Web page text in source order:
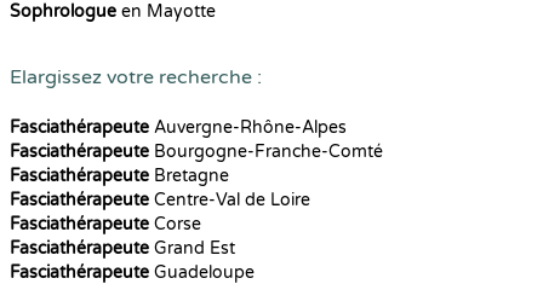
Sophrologue en Mayotte
Elargissez votre recherche :
Fasciathérapeute Auvergne-Rhône-Alpes
Fasciathérapeute Bourgogne-Franche-Comté
Fasciathérapeute Bretagne
Fasciathérapeute Centre-Val de Loire
Fasciathérapeute Corse
Fasciathérapeute Grand Est
Fasciathérapeute Guadeloupe